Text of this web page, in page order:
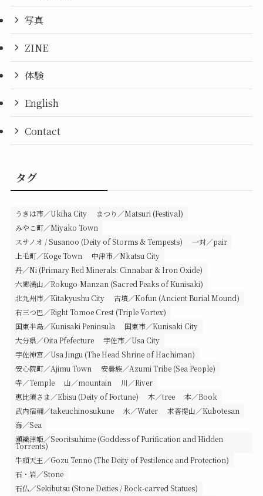
写真
ZINE
体験
English
Contact
タグ
うきは市／Ukiha City
まつり／Matsuri (Festival)
みやこ町／Miyako Town
スサノオ / Susanoo (Deity of Storms & Tempests)
一対／pair
上毛町／Koge Town
中津市／Nkatsu City
丹／Ni (Primary Red Minerals: Cinnabar & Iron Oxide)
六郷満山／Rokugo-Manzan (Sacred Peaks of Kunisaki)
北九州市／Kitakyushu City
古墳／Kofun (Ancient Burial Mound)
右三つ巴／Right Tomoe Crest (Triple Vortex)
国東半島／Kunisaki Peninsula
国東市／Kunisaki City
大分県／Oita Pfefecture
宇佐市／Usa City
宇佐神宮／Usa Jingu (The Head Shrine of Hachiman)
安心院町／Ajimu Town
安曇族／Azumi Tribe (Sea People)
寺／Temple
山／mountain
川／River
恵比須さま／Ebisu (Deity of Fortune)
木／tree
本／Book
武内宿禰／takeuchinosukune
水／Water
求菩提山／Kubotesan
海／Sea
瀬織津姫／Seoritsuhime (Goddess of Purification and Hidden
Torrents)
牛頭天王／Gozu Tenno (The Deity of Pestilence and Protection)
石・岩／Stone
石仏／Sekibutsu (Stone Deities / Rock-carved Statues)